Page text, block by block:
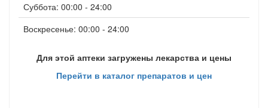
Суббота: 00:00 - 24:00
Воскресенье: 00:00 - 24:00
Для этой аптеки загружены лекарства и цены
Перейти в каталог препаратов и цен